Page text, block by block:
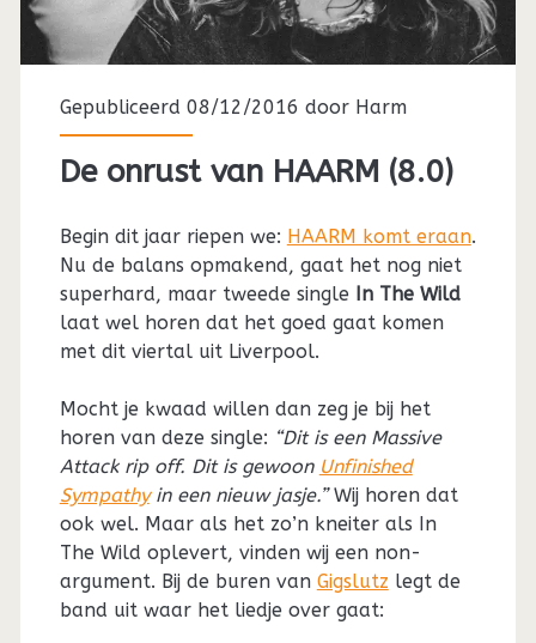
Gepubliceerd 08/12/2016 door Harm
De onrust van HAARM (8.0)
Begin dit jaar riepen we: HAARM komt eraan.
Nu de balans opmakend, gaat het nog niet
superhard, maar tweede single In The Wild
laat wel horen dat het goed gaat komen
met dit viertal uit Liverpool.
Mocht je kwaad willen dan zeg je bij het
horen van deze single: “Dit is een Massive
Attack rip off. Dit is gewoon Unfinished
Sympathyin een nieuw jasje.”Wij horen dat
ook wel. Maar als het zo’n kneiter als In
The Wild oplevert, vinden wij een non-
argument. Bij de buren van Gigslutz legt de
band uit waar het liedje over gaat: